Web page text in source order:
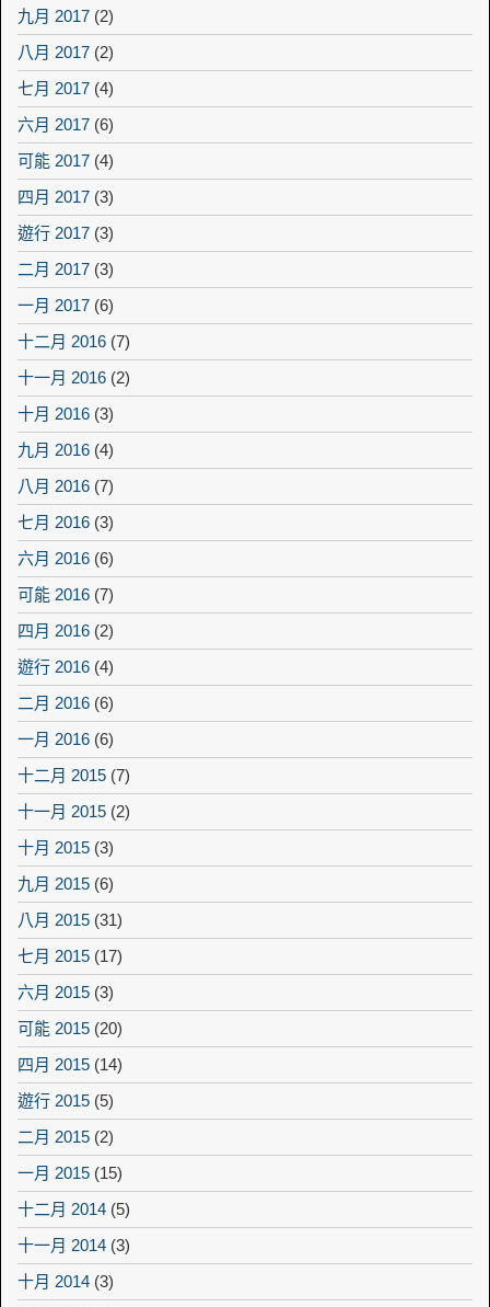
九月 2017 (2)
八月 2017 (2)
七月 2017 (4)
六月 2017 (6)
可能 2017 (4)
四月 2017 (3)
遊行 2017 (3)
二月 2017 (3)
一月 2017 (6)
十二月 2016 (7)
十一月 2016 (2)
十月 2016 (3)
九月 2016 (4)
八月 2016 (7)
七月 2016 (3)
六月 2016 (6)
可能 2016 (7)
四月 2016 (2)
遊行 2016 (4)
二月 2016 (6)
一月 2016 (6)
十二月 2015 (7)
十一月 2015 (2)
十月 2015 (3)
九月 2015 (6)
八月 2015 (31)
七月 2015 (17)
六月 2015 (3)
可能 2015 (20)
四月 2015 (14)
遊行 2015 (5)
二月 2015 (2)
一月 2015 (15)
十二月 2014 (5)
十一月 2014 (3)
十月 2014 (3)